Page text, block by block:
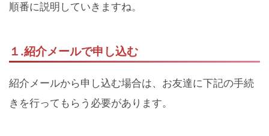
順番に説明していきますね。
１.紹介メールで申し込む
紹介メールから申し込む場合は、お友達に下記の手続
きを行ってもらう必要があります。